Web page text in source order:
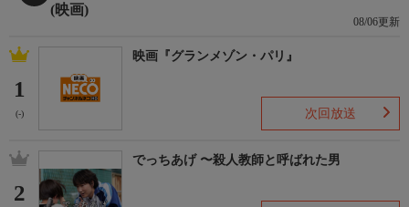
(映画)
08/06更新
1
(-)
映画『グランメゾン・パリ』
次回放送
2
でっちあげ 〜殺人教師と呼ばれた男